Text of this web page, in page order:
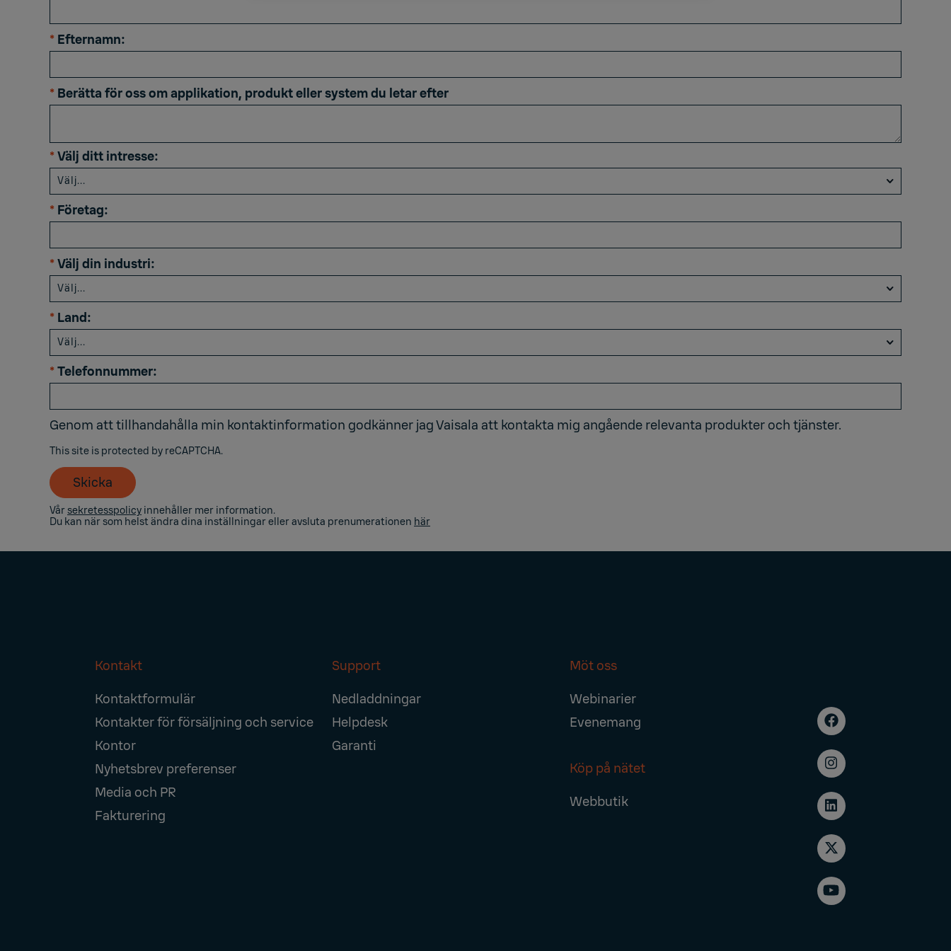
* Efternamn:
* Berätta för oss om applikation, produkt eller system du letar efter
* Välj ditt intresse:
* Företag:
* Välj din industri:
* Land:
* Telefonnummer:
Genom att tillhandahålla min kontaktinformation godkänner jag Vaisala att kontakta mig angående relevanta produkter och tjänster.
This site is protected by reCAPTCHA.
Skicka
Vår sekretesspolicy innehåller mer information.
Du kan när som helst ändra dina inställningar eller avsluta prenumerationen här
Footer
Navigation
Kontakt
Kontaktformulär
Kontakter för försäljning och service
Kontor
Nyhetsbrev preferenser
Media och PR
Fakturering
Support
Nedladdningar
Helpdesk
Garanti
Möt oss
Webinarier
Evenemang
Köp på nätet
Webbutik